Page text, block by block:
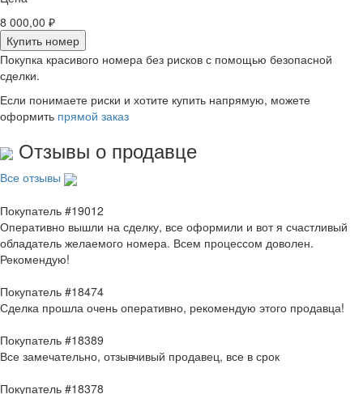
8 000,00 ₽
Купить номер
Покупка красивого номера без рисков с помощью безопасной
сделки.
Если понимаете риски и хотите купить напрямую, можете
оформить прямой заказ
Отзывы о продавце
Все отзывы
Покупатель #19012
Оперативно вышли на сделку, все оформили и вот я счастливый
обладатель желаемого номера. Всем процессом доволен.
Рекомендую!
Покупатель #18474
Сделка прошла очень оперативно, рекомендую этого продавца!
Покупатель #18389
Все замечательно, отзывчивый продавец, все в срок
Покупатель #18378